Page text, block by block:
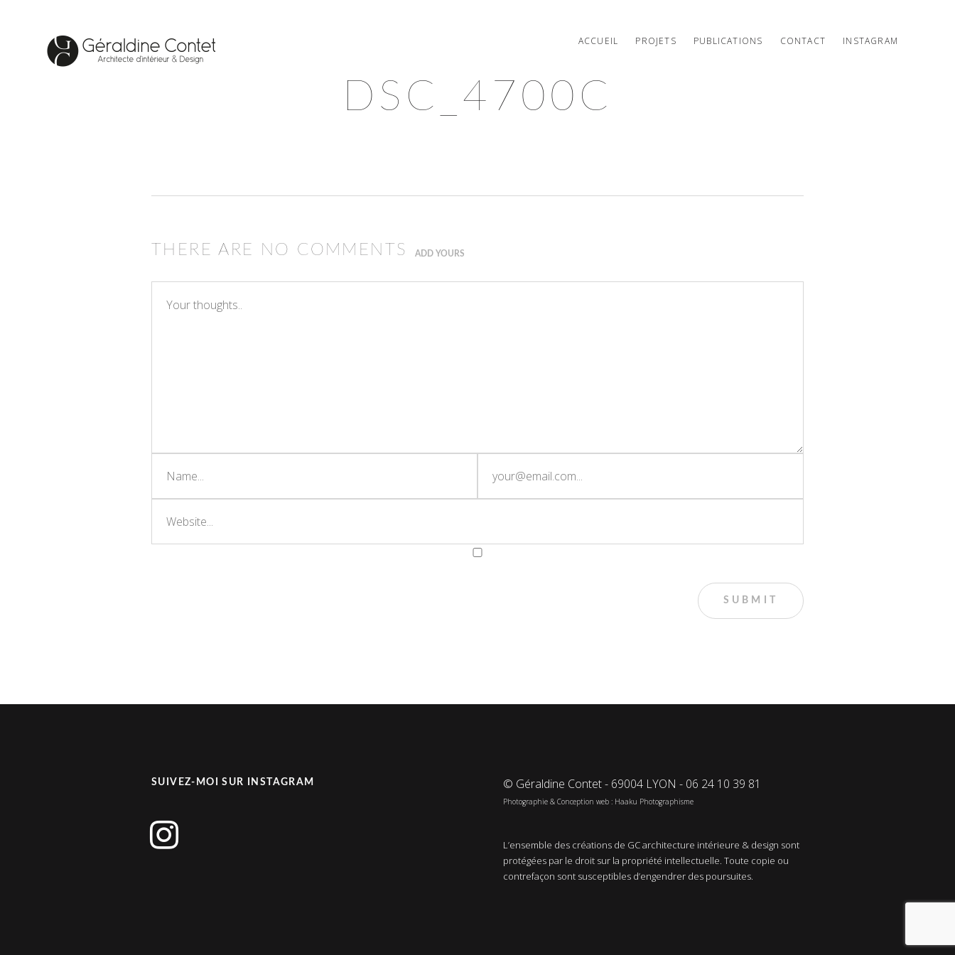
ACCUEIL PROJETS PUBLICATIONS CONTACT INSTAGRAM
DSC_4700C
THERE ARE NO COMMENTS ADD YOURS
SUIVEZ-MOI SUR INSTAGRAM
instagram
© Géraldine Contet - 69004 LYON - 06 24 10 39 81
Photographie & Conception web : Haaku Photographisme
L’ensemble des créations de GC architecture intérieure & design sont
protégées par le droit sur la propriété intellectuelle. Toute copie ou
contrefaçon sont susceptibles d’engendrer des poursuites.